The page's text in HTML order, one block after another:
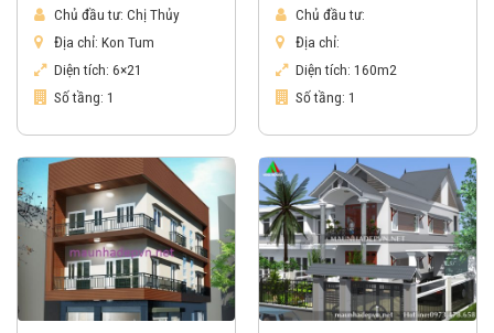
Chủ đầu tư: Chị Thủy
Địa chỉ: Kon Tum
Diện tích: 6×21
Số tầng: 1
Chủ đầu tư:
Địa chỉ:
Diện tích: 160m2
Số tầng: 1